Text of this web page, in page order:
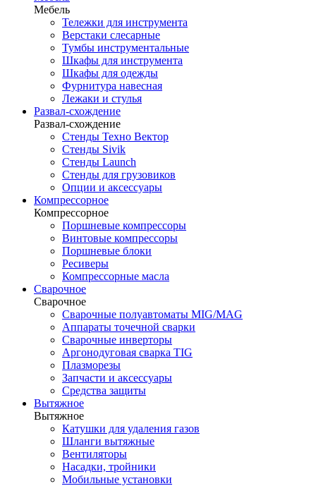
Мебель
Тележки для инструмента
Верстаки слесарные
Тумбы инструментальные
Шкафы для инструмента
Шкафы для одежды
Фурнитура навесная
Лежаки и стулья
Развал-схождение
Развал-схождение
Стенды Техно Вектор
Стенды Sivik
Стенды Launch
Стенды для грузовиков
Опции и аксессуары
Компрессорное
Компрессорное
Поршневые компрессоры
Винтовые компрессоры
Поршневые блоки
Ресиверы
Компрессорные масла
Сварочное
Сварочное
Сварочные полуавтоматы MIG/MAG
Аппараты точечной сварки
Сварочные инверторы
Аргонодуговая сварка TIG
Плазморезы
Запчасти и аксессуары
Средства защиты
Вытяжное
Вытяжное
Катушки для удаления газов
Шланги вытяжные
Вентиляторы
Насадки, тройники
Мобильные установки